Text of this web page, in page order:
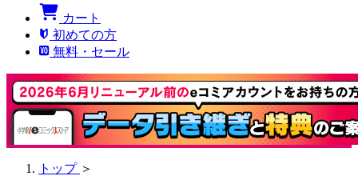
カート
初めての方
無料・セール
トップ ＞